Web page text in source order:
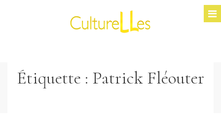
Étiquette : Patrick Fléouter